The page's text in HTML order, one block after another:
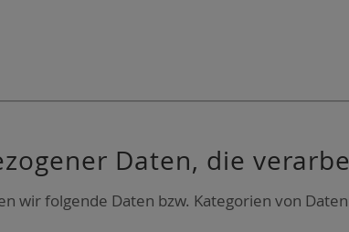
Daten, die
wir fol­gen­de Daten bzw. Kate­go­rien von